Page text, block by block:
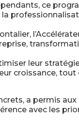
ce
leur
croissance, tout
a permis
avec les